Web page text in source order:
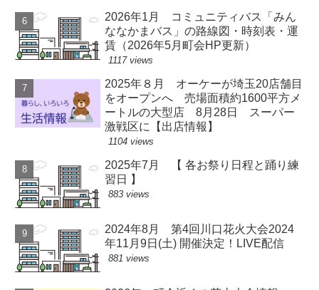
2026年1月 コミュニティバス「みん
ななかまバス」の路線図・時刻表・運
賃（2026年5月町会HP更新）
1117 views
2025年８月 オーケーが埼玉20店舗目
をオープンへ 売場面積約1600平方メ
ートルの大型店 8月28日 スーパー
激戦区に【出店情報】
1104 views
2025年7月 【 各お祭り日程と踊り練
習日 】
883 views
2024年8月 第4回川口花火大会2024
年11月9日(土) 開催決定！LIVE配信
881 views